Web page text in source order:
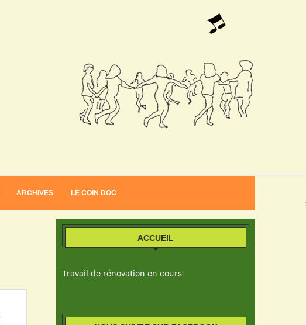
ARCHIVES LE COIN DOC
ACCUEIL
Travail de rénovation en cours